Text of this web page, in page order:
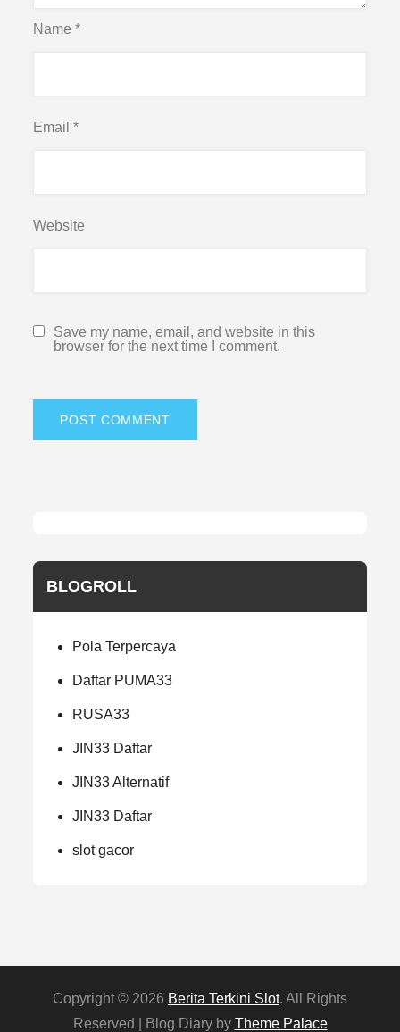
Name*
Email*
Website
Save my name, email, and website in this
browser for the next time I comment.
BLOGROLL
Pola Terpercaya
Daftar PUMA33
RUSA33
JIN33 Daftar
JIN33 Alternatif
JIN33 Daftar
slot gacor
Copyright © 2026 Berita Terkini Slot. All Rights
Reserved | Blog Diary by Theme Palace